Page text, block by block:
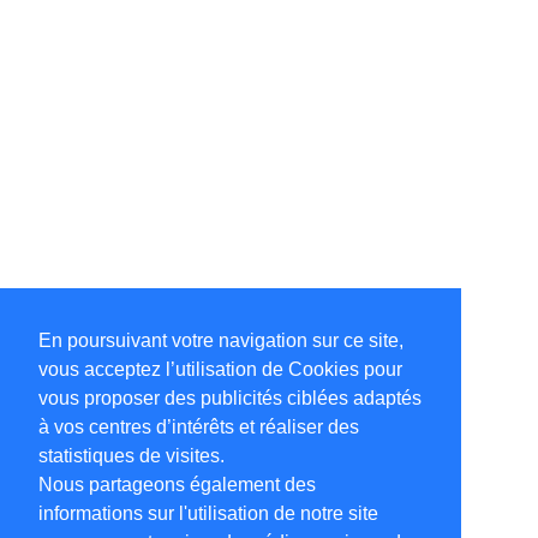
En poursuivant votre navigation sur ce site,
vous acceptez l’utilisation de Cookies pour
vous proposer des publicités ciblées adaptés
à vos centres d’intérêts et réaliser des
statistiques de visites.
Nous partageons également des
informations sur l'utilisation de notre site